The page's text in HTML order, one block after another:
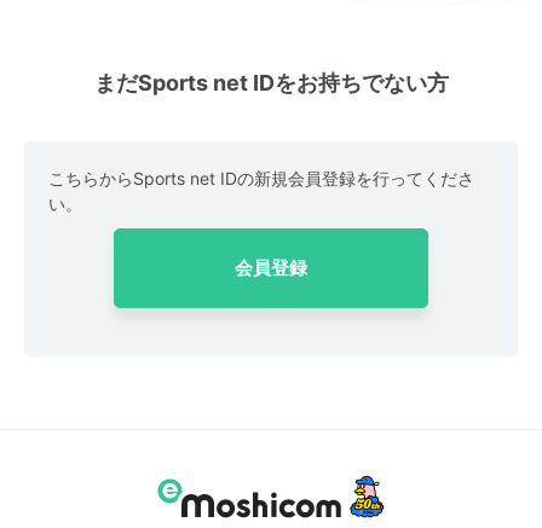
まだSports net IDをお持ちでない方
こちらからSports net IDの新規会員登録を行ってくださ
い。
会員登録